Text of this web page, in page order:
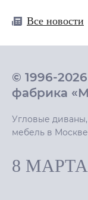
Все новости
© 1996-
фабрика
Угловые
мебель в
8 МАРТА